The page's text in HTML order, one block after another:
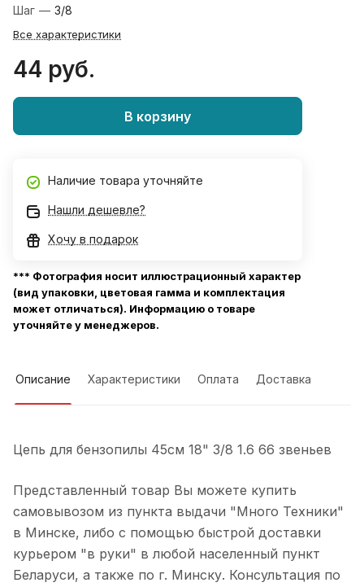
Шаг — 3/8
Все характеристики
44 руб.
В корзину
Наличие товара уточняйте
Нашли дешевле?
Хочу в подарок
*** Фотография носит иллюстрационный характер
(вид упаковки, цветовая гамма и комплектация
может отличаться). Информацию о товаре
уточняйте у менеджеров.
Описание Характеристики Оплата Доставка
Цепь для бензопилы 45см 18" 3/8 1.6 66 звеньев
Представленный товар Вы можете купить
самовывозом из пункта выдачи "Много Техники"
в Минске, либо с помощью быстрой доставки
курьером "в руки" в любой населенный пункт
Беларуси, а также по г. Минску. Консультация по